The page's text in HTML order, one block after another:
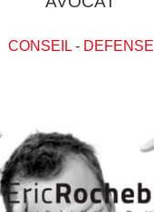
CONSEIL- DEFENSE